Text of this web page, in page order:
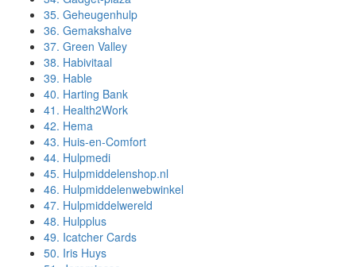
35. Geheugenhulp
36. Gemakshalve
37. Green Valley
38. Habivitaal
39. Hable
40. Harting Bank
41. Health2Work
42. Hema
43. Huis-en-Comfort
44. Hulpmedi
45. Hulpmiddelenshop.nl
46. Hulpmiddelenwebwinkel
47. Hulpmiddelwereld
48. Hulpplus
49. Icatcher Cards
50. Iris Huys